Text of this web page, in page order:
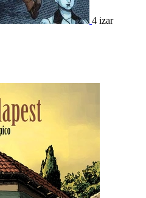
4 izar